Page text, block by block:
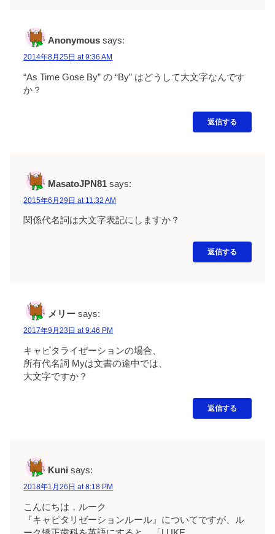
Anonymous says:
2014年8月25日 at 9:36 AM
“As Time Gose By” の “By” はどうして大文字なんです
か？
返信する
MasatoJPN81 says:
2015年6月29日 at 11:32 AM
関係代名詞は大文字表記にしますか？
返信する
メリー says:
2017年9月23日 at 9:46 PM
キャピタライぜーションの場合、
所有代名詞 Myは文書の途中では、
大文字ですか？
返信する
Kuni says:
2018年1月26日 at 8:18 PM
こんにちは，ルーク
『キャピタリゼーションルール』についてですが、ル